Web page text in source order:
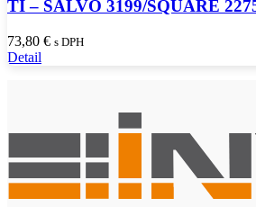
TI – SALVO 3199/SQUARE
73,80 € s DPH
Detail